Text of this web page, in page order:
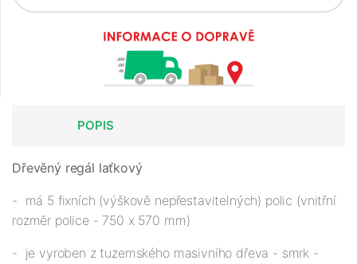
POPIS
Dřevěný regál laťkový
- má 5 fixních (výškově nepřestavitelných) polic (vnitřní
rozměr police - 750 x 570 mm)
- je vyroben z tuzemského masivního dřeva - smrk -